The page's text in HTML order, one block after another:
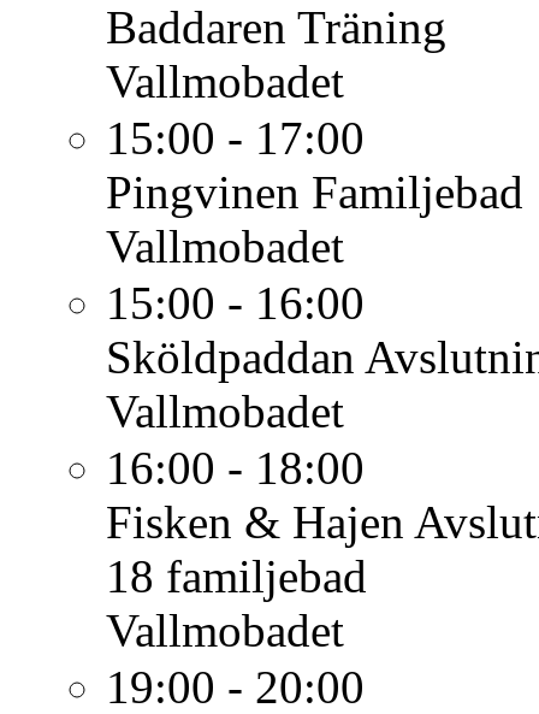
Baddaren Träning
Vallmobadet
15:00 - 17:00
Pingvinen
Vallmobadet
15:00 - 16:00
Sköldpaddan
Vallmobadet
16:00 - 18:00
Fisken & Hajen
18 familjebad
Vallmobadet
19:00 - 20:00